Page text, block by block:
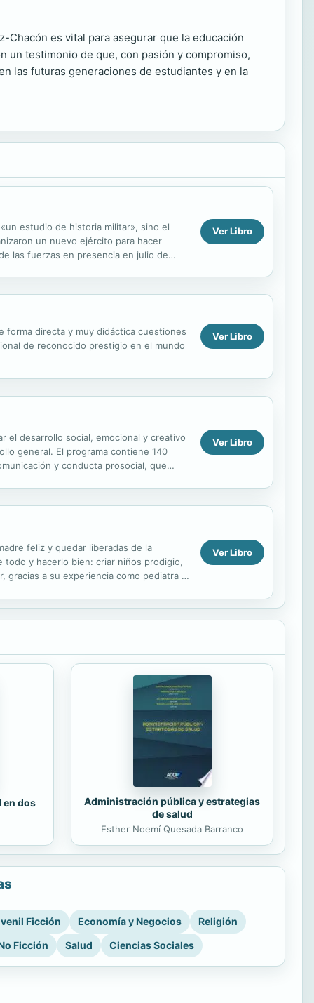
Chacón es vital para asegurar que la educación
un testimonio de que, con pasión y compromiso,
las futuras generaciones de estudiantes y en la
estudio de historia militar», sino el
un nuevo ejército para hacer
las fuerzas en presencia en julio de
Ver Libro
forma directa y muy didáctica cuestiones
de reconocido prestigio en el mundo
Ver Libro
el desarrollo social, emocional y creativo
general. El programa contiene 140
y conducta prosocial, que
Ver Libro
feliz y quedar liberadas de la
y hacerlo bien: criar niños prodigio,
gracias a su experiencia como pediatra y
Ver Libro
en dos
Administración pública y estrategias
de salud
Esther Noemí Quesada Barranco
Ficción Economía y Negocios
Religión
Ficción
Salud Ciencias Sociales